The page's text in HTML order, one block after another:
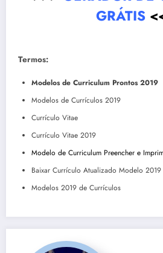
GRÁTIS
Termos:
Modelos de Curriculum Prontos 2019
Modelos de Currículos 2019
Currículo Vitae
Currículo Vitae 2019
Modelo de Curriculum Preencher e
Baixar Currículo Atualizado Modelo 2019
Modelos 2019 de Currículos